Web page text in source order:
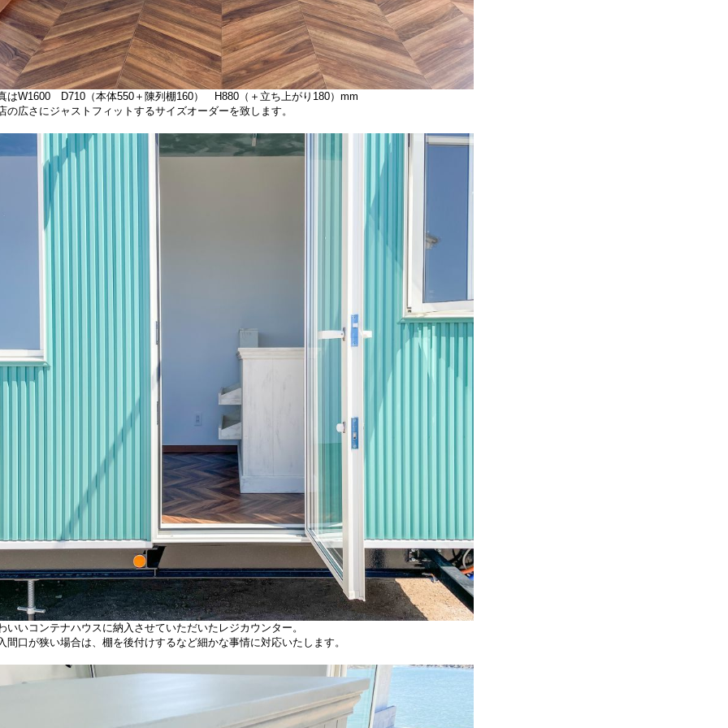
はW1600 D710（本体550＋陳列棚160） H880（＋立ち上がり180）mm
の広さにジャストフィットするサイズオーダーを致します。
いいコンテナハウスに納入させていただいたレジカウンター。
間口が狭い場合は、棚を後付けするなど細かな事情に対応いたします。